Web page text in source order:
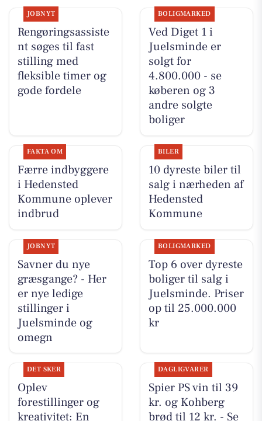
JOBNYT
Rengøringsassiste
nt søges til fast
stilling med
fleksible timer og
gode fordele
BOLIGMARKED
Ved Diget 1 i
Juelsminde er
solgt for
4.800.000 - se
køberen og 3
andre solgte
boliger
FAKTA OM
Færre indbyggere
i Hedensted
Kommune oplever
indbrud
BILER
10 dyreste biler til
salg i nærheden af
Hedensted
Kommune
JOBNYT
Savner du nye
græsgange? - Her
er nye ledige
stillinger i
Juelsminde og
omegn
BOLIGMARKED
Top 6 over dyreste
boliger til salg i
Juelsminde. Priser
op til 25.000.000
kr
DET SKER
Oplev
forestillinger og
kreativitet: En
DAGLIGVARER
Spier PS vin til 39
kr. og Kohberg
brød til 12 kr. - Se